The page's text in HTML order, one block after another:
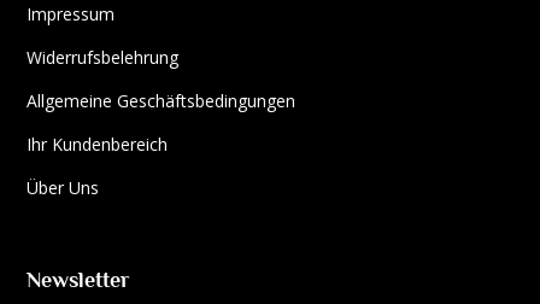
Impressum
Widerrufsbelehrung
Allgemeine Geschäftsbedingungen
Ihr Kundenbereich
Über Uns
Newsletter